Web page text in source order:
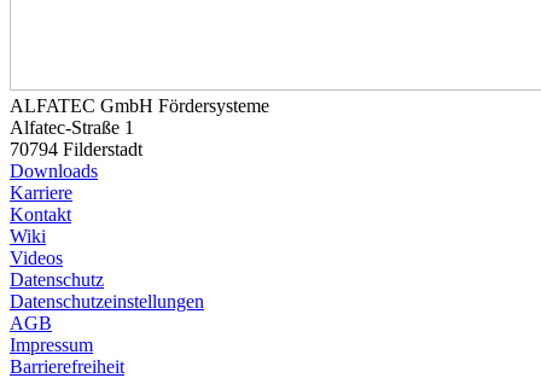
ALFATEC GmbH Fördersysteme
Alfatec-Straße 1
70794 Filderstadt
Downloads
Karriere
Kontakt
Wiki
Videos
Datenschutz
Datenschutzeinstellungen
AGB
Impressum
Barrierefreiheit